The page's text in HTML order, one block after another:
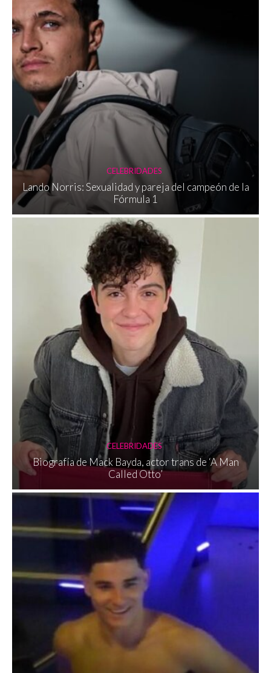
CELEBRIDADES
Lando Norris: Sexualidad y pareja del campeón de la
Fórmula 1
CELEBRIDADES
Biografía de Mack Bayda, actor trans de ‘A Man
Called Otto’